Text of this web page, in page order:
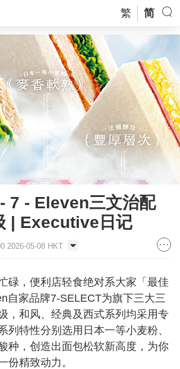
繁 简
7 - Eleven三文治配
| Executive日记
2026-05-08 HKT
，便利店轻食绝对系大家「最佳
自家品牌7-SELECT为旗下三大三
，和风、经典及西式系列均采用专
列特性分别选用日本一等小麦粉、
种，创造出面包松软新高度，为你
份精致动力。